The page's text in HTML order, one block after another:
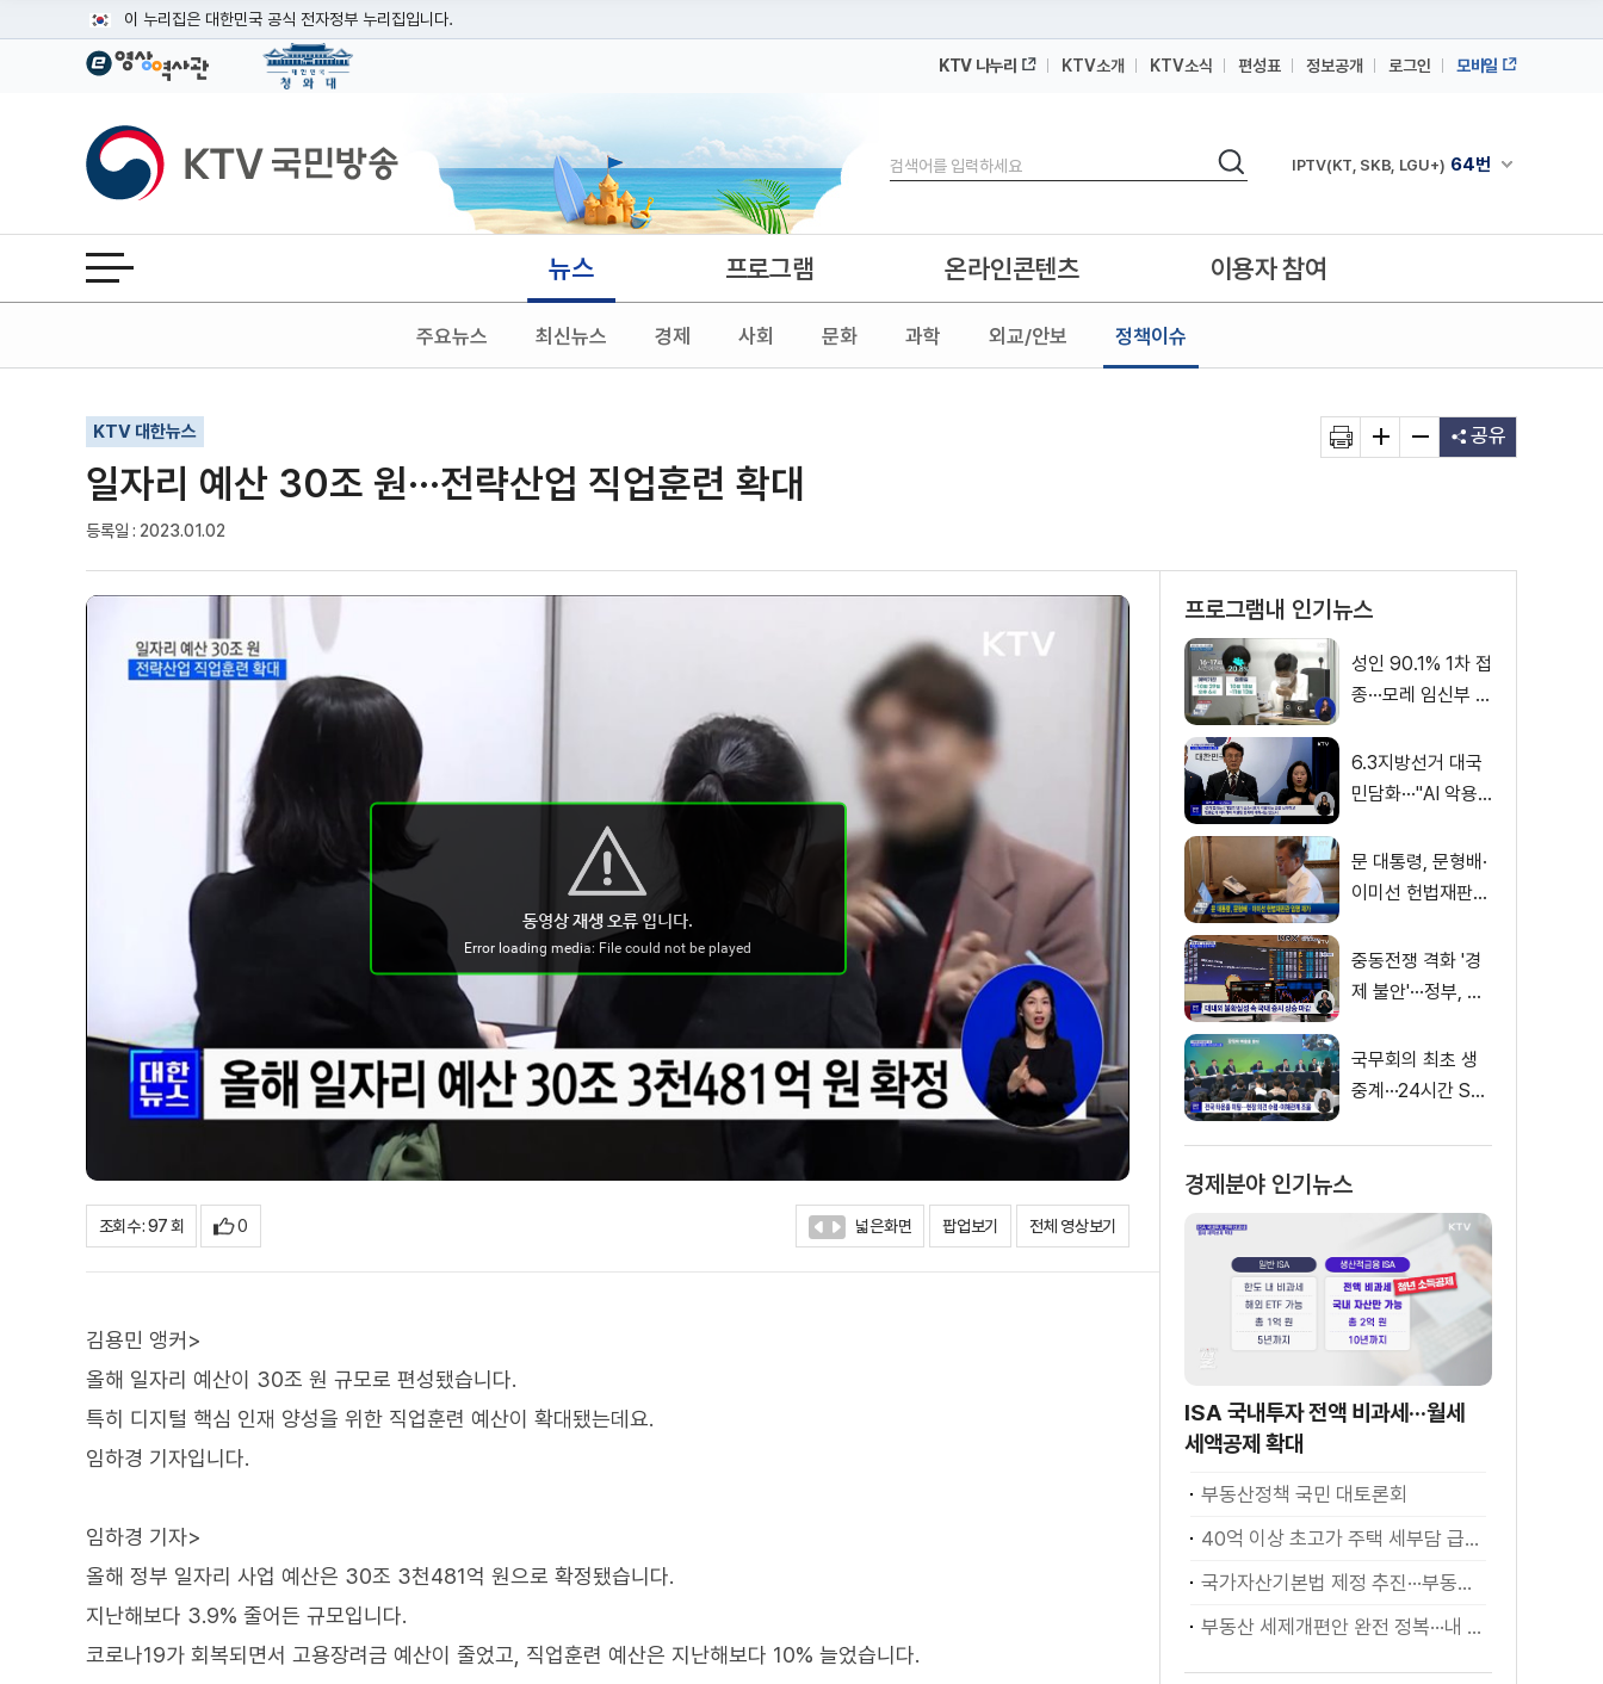
이 누리집은 대한민국 공식 전자정부 누리집입니다.
공식 누리집 주소 확인하기
이밖에 or.kr 또는 .kr등 다른 도메인 주소를 사용하고 있다면 아래 URL에서 도메인 주소를 확인해 보세요
운영중인 공식 누리집보기
KTV 나누리 KTV소개 KTV소식 편성표 정보공개 로그인 모바일
KTV국민방송
검색
검색 채널안내 펼쳐
IPTV(KT, SKB, LGU+) 64번
IPTV(KT, SKB, LGU+)
전체메뉴 열기 뉴스
주요뉴스 최신뉴스 경제 사회 문화 과학 외교/안보 정책이슈
프로그램 온라인콘텐츠 이용자 참여
KTV 대한뉴스
일자리 예산 30조 원···전략산업 직업훈련 확대
등록일 : 2023.01.02
기사인쇄
글자확대
글자축소 공유
조회수 : 97 회 0 넓은화면 팝업보기 전체 영상보기
김용민 앵커>
올해 일자리 예산이 30조 원 규모로 편성됐습니다.
특히 디지털 핵심 인재 양성을 위한 직업훈련 예산이 확대됐는데요.
임하경 기자입니다.
임하경 기자>
올해 정부 일자리 사업 예산은 30조 3천481억 원으로 확정됐습니다.
지난해보다 3.9% 줄어든 규모입니다.
코로나19가 회복되면서 고용장려금 예산이 줄었고, 직업훈련 예산은 지난해보다 10% 늘었습니다.
프로그램내 인기뉴스
성인 90.1% 1차 접
종···모레 임신부 사
6.3지방선거 대국
민담화···"AI 악용
문 대통령, 문형배·
이미선 헌법재판관
중동전쟁 격화 '경
제 불안'···정부, 금
소화
국무회의 최초 생
중계···24시간 SN
경제분야 인기뉴스
ISA 국내투자 전액 비과세···월세
세액공제 확대
부동산정책 국민 대토론회
40억 이상 초고가 주택 세부담 급증···실수요자 보호 강화
국가자산기본법 제정 추진···부동산·주식 등 통합 관리
부동산 세제개편안 완전 정복···내 세금 어떻게 달라지나? [K-정책 사용법]